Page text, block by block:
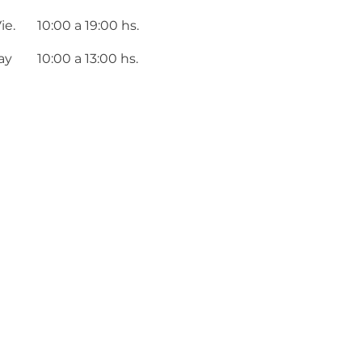
10:00 a 19:00 hs.
10:00 a 13:00 hs.